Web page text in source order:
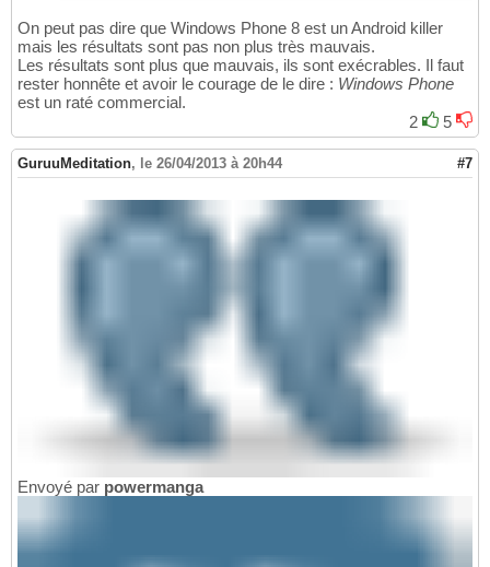
On peut pas dire que Windows Phone 8 est un Android killer
mais les résultats sont pas non plus très mauvais.
Les résultats sont plus que mauvais, ils sont exécrables. Il faut
rester honnête et avoir le courage de le dire : Windows Phone
est un raté commercial.
2
5
GuruuMeditation, le 26/04/2013 à 20h44 #7
Envoyé par powermanga